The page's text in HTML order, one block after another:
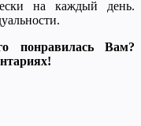
на каждый день.
понравилась Вам?